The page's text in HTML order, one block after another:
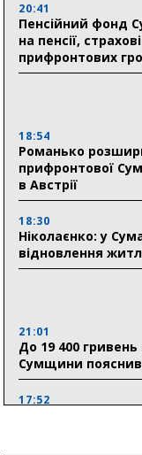
20:41
Пенсійний фонд
на пенсії,
прифронтових
18:54
Романько
прифронтової
в Австрії
18:30
Ніколаєнко: у
відновлення
21:01
До 19 400
Сумщини
17:52
Пенсійному